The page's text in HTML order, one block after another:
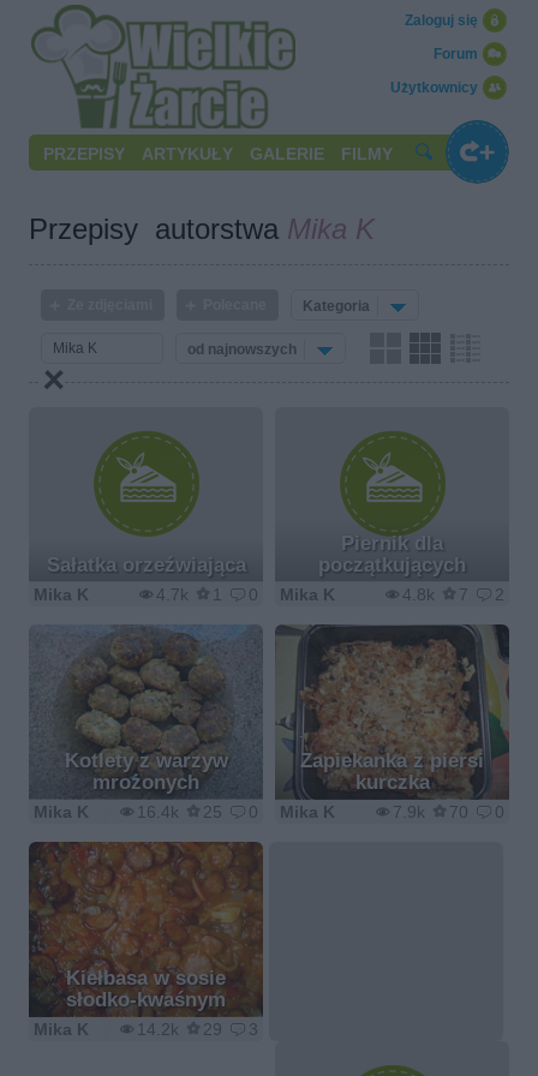
Użytkownicy
Forum
Zaloguj się
PRZEPISY ARTYKUŁY GALERIE FILMY
Przepisy autorstwa Mika K
Kategoria
od najnowszych
Sałatka orzeźwiająca
4.7k 1 0
Mika K
Piernik dla
początkujących
4.8k 7 2
Mika K
Kotlety z warzyw
mrożonych
16.4k 25 0
Mika K
Zapiekanka z piersi
kurczka
7.9k 70 0
Mika K
Kiełbasa w sosie
słodko-kwaśnym
14.2k 29 3
Mika K